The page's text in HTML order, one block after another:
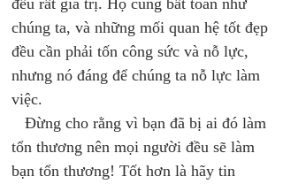
đều rất giá trị. Họ cũng bất toàn như
chúng ta, và những mối quan hệ tốt đẹp
đều cần phải tốn công sức và nỗ lực,
nhưng nó đáng để chúng ta nỗ lực làm
việc.
Đừng cho rằng vì bạn đã bị ai đó làm
tổn thương nên mọi người đều sẽ làm
bạn tổn thương! Tốt hơn là hãy tin